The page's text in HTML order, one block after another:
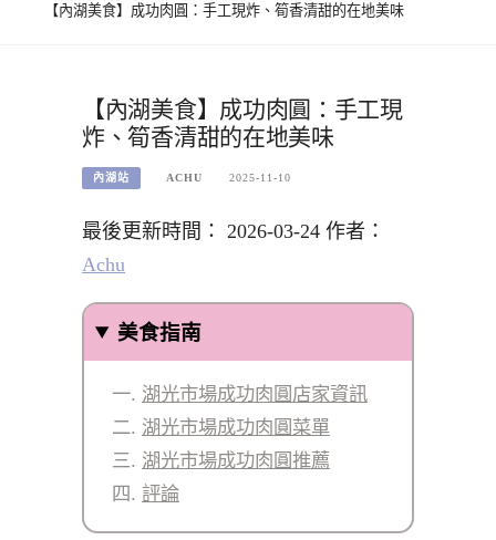
【內湖美食】成功肉圓：手工現炸、筍香清甜的在地美味
【內湖美食】成功肉圓：手工現
炸、筍香清甜的在地美味
內湖站 ACHU 2025-11-10
最後更新時間： 2026-03-24 作者：
Achu
美食指南
湖光市場成功肉圓店家資訊
湖光市場成功肉圓菜單
湖光市場成功肉圓推薦
評論